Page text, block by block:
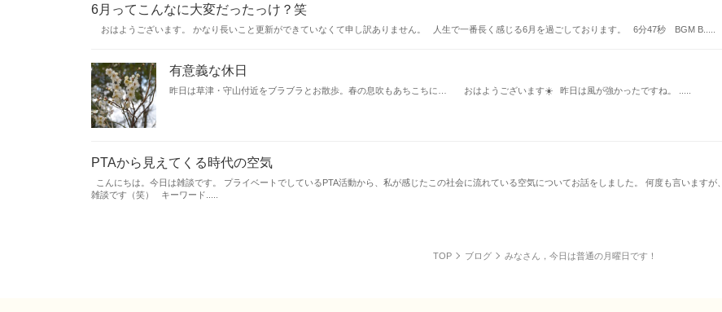
6月ってこんなに大変だったっけ？笑
おはようございます。 かなり長いこと更新ができていなくて申し訳ありません。 人生で一番長く感じる6月を過ごしております。 6分47秒 BGM B.....
有意義な休日
昨日は草津・守山付近をブラブラとお散歩。春の息吹もあちこちに… おはようございます☀️ 昨日は風が強かったですね。 .....
PTAから見えてくる時代の空気
こんにちは。今日は雑談です。 プライベートでしているPTA活動から、私が感じたこの社会に流れている空気についてお話をしました。 何度も言いますが、
雑談です（笑） キーワード.....
TOP ブログ みなさん，今日は普通の月曜日です！